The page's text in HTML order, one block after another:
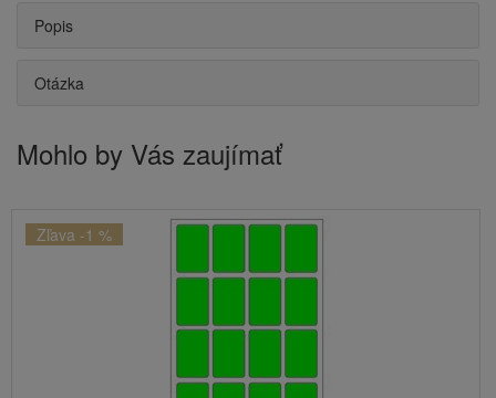
Popis
Otázka
Mohlo by Vás zaujímať
Zľava -1 %